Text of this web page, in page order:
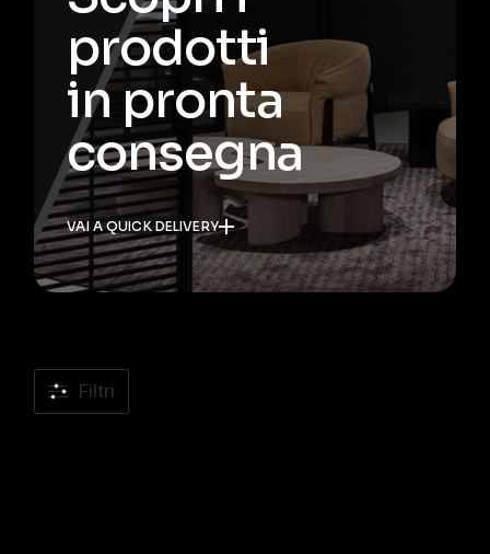
prodotti
in pronta
consegna
VAI A QUICK DELIVERY
Filtri